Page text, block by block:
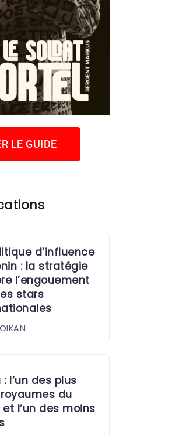
LE GUIDE
d’influence
: la stratégie
l’engouement
stars
: l’un des plus
du
et l’un des moins